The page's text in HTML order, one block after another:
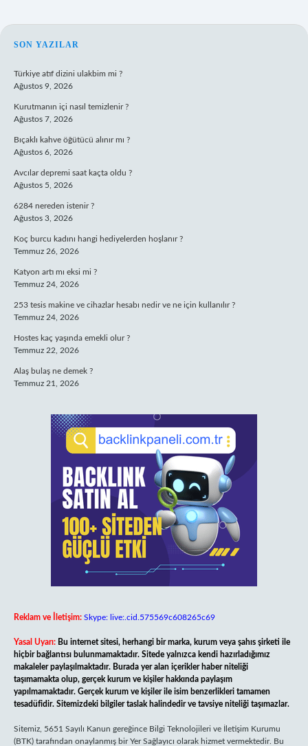
SIDEBAR
SON YAZILAR
Türkiye atıf dizini ulakbim mi ?
Ağustos 9, 2026
Kurutmanın içi nasıl temizlenir ?
Ağustos 7, 2026
Bıçaklı kahve öğütücü alınır mı ?
Ağustos 6, 2026
Avcılar depremi saat kaçta oldu ?
Ağustos 5, 2026
6284 nereden istenir ?
Ağustos 3, 2026
Koç burcu kadını hangi hediyelerden hoşlanır ?
Temmuz 26, 2026
Katyon artı mı eksi mi ?
Temmuz 24, 2026
253 tesis makine ve cihazlar hesabı nedir ve ne için kullanılır ?
Temmuz 24, 2026
Hostes kaç yaşında emekli olur ?
Temmuz 22, 2026
Alaş bulaş ne demek ?
Temmuz 21, 2026
Reklam ve İletişim: Skype: live:.cid.575569c608265c69
Yasal Uyarı: Bu internet sitesi, herhangi bir marka, kurum veya şahıs şirketi ile
hiçbir bağlantısı bulunmamaktadır. Sitede yalnızca kendi hazırladığımız
makaleler paylaşılmaktadır. Burada yer alan içerikler haber niteliği
taşımamakta olup, gerçek kurum ve kişiler hakkında paylaşım
yapılmamaktadır. Gerçek kurum ve kişiler ile isim benzerlikleri tamamen
tesadüfidir. Sitemizdeki bilgiler taslak halindedir ve tavsiye niteliği taşımazlar.
Sitemiz, 5651 Sayılı Kanun gereğince Bilgi Teknolojileri ve İletişim Kurumu
(BTK) tarafından onaylanmış bir Yer Sağlayıcı olarak hizmet vermektedir. Bu